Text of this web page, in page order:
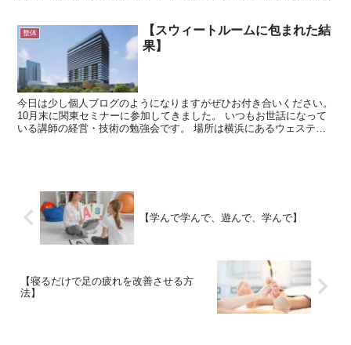
整体
【スウィートルームに包まれた結
果】
今日は少し個人ブログのようになりますがぜひお付き合いください。
10月末に関東セミナーに参加してきました。 いつもお世話になって
いる講師の経営・技術の勉強会です。 場所は横浜にあるウェスティ
【学んで学んで、遊んで、学んで】
【寝るだけで足の疲れを改善させる方
法】